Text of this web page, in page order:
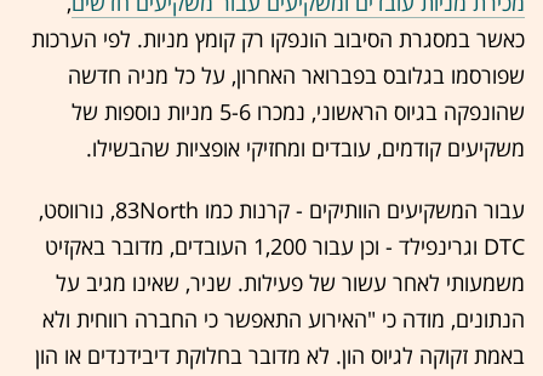
כאשר במסגרת הסיבוב הונפקו רק קומץ מניות. לפי הערכות
שפורסמו בגלובס בפברואר האחרון, על כל מניה חדשה
שהונפקה בגיוס הראשוני, נמכרו 5-6 מניות נוספות של
משקיעים קודמים, עובדים ומחזיקי אופציות שהבשילו.
עבור המשקיעים הוותיקים - קרנות כמו 83North, נורווסט,
DTC וגרינפילד - וכן עבור 1,200 העובדים, מדובר באקזיט
משמעותי לאחר עשור של פעילות. שניר, שאינו מגיב על
הנתונים, מודה כי "האירוע התאפשר כי החברה רווחית ולא
באמת זקוקה לגיוס הון. לא מדובר בחלוקת דיבידנדים או הון